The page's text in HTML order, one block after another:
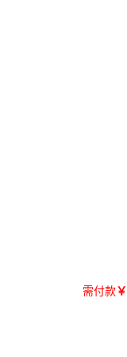
需付款￥